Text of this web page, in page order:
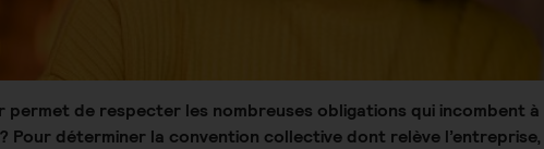
de respecter les nombreuses obligations qui incombent à
Pour déterminer la convention collective dont relève